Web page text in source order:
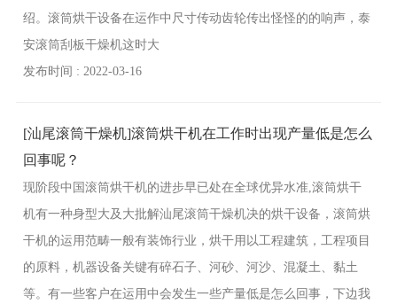
绍。滚筒烘干设备在运作中尺寸传动齿轮传出怪怪的的响声，泰
安滚筒刮板干燥机这时大
发布时间 : 2022-03-16
[汕尾滚筒干燥机]滚筒烘干机在工作时出现产量低是怎么
回事呢？
现阶段中国滚筒烘干机的进步早已处在全球优异水准,滚筒烘干
机有一种身型大及大批解汕尾滚筒干燥机决的烘干设备，滚筒烘
干机的运用范畴一般有装饰行业，烘干用以工程建筑，工程项目
的原料，机器设备关键有碎石子、河砂、河沙、混凝土、黏土
等。有一些客户在运用中会发生一些产量低是怎么回事，下边我